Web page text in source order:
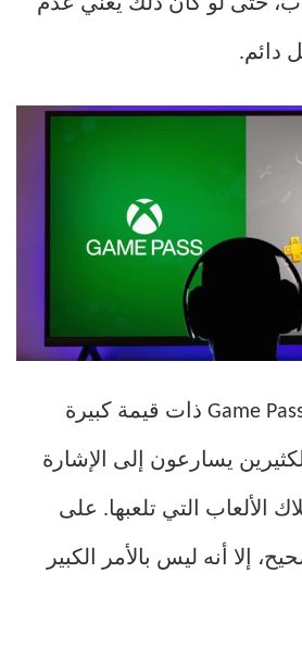
حتى لو كان ذلك يعني عدم
دائم.
تبدو الخدمات مثل Game Pass ذات قيمة كبيرة
يسارعون إلى الإشارة
الألعاب التي تلعبها. على
إلا أنه ليس بالأمر الكبير